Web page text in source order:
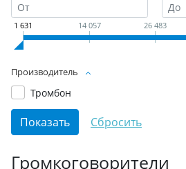
1 631 14 057 26 483
Производитель
Тромбон
Громкоговорители